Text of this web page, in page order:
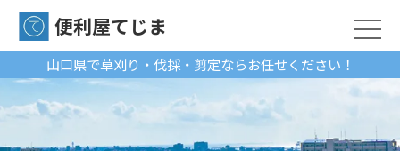
山口県で草刈り・伐採・剪定ならお任せください！
便利屋てじま